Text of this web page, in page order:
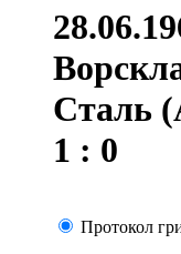
Сталь
1 : 0
Протокол